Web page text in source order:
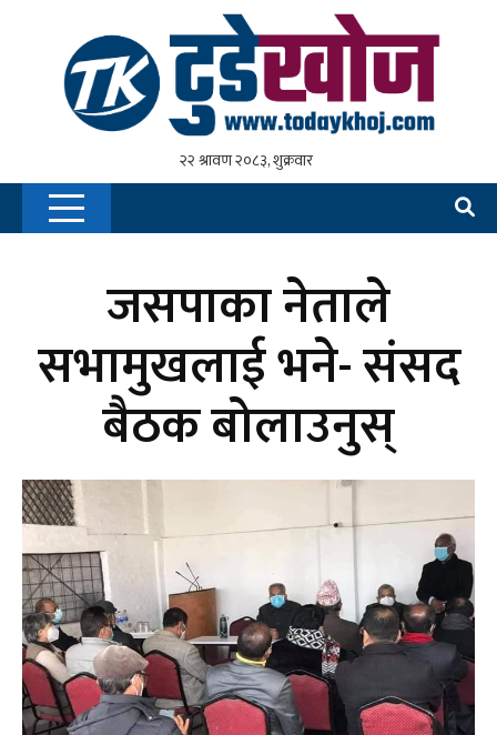
जसपाका नेताले
सभामुखलाई भने- संसद
बैठक बोलाउनुस्